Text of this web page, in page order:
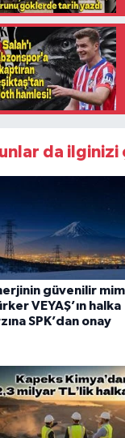
da ilginizi
güvenilir
VEYAŞ’ın halka
SPK’dan onay